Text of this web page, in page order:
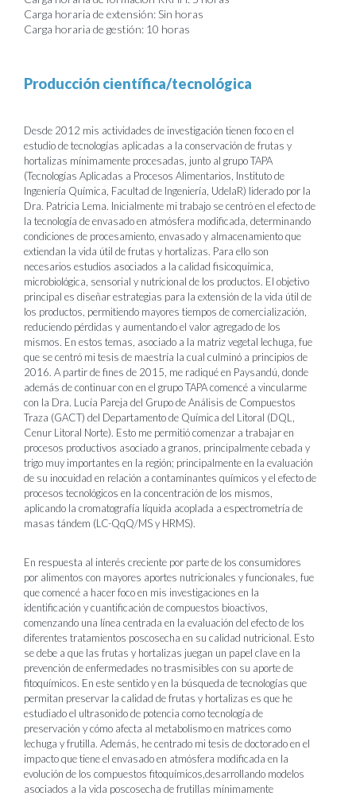
Carga horaria de extensión: Sin horas
Carga horaria de gestión: 10 horas
Producción científica/tecnológica
Desde 2012 mis actividades de investigación tienen foco en el
estudio de tecnologías aplicadas a la conservación de frutas y
hortalizas mínimamente procesadas, junto al grupo TAPA
(Tecnologías Aplicadas a Procesos Alimentarios, Instituto de
Ingeniería Química, Facultad de Ingeniería, UdelaR) liderado por la
Dra. Patricia Lema. Inicialmente mi trabajo se centró en el efecto de
la tecnología de envasado en atmósfera modificada, determinando
condiciones de procesamiento, envasado y almacenamiento que
extiendan la vida útil de frutas y hortalizas. Para ello son
necesarios estudios asociados a la calidad fisicoquímica,
microbiológica, sensorial y nutricional de los productos. El objetivo
principal es diseñar estrategias para la extensión de la vida útil de
los productos, permitiendo mayores tiempos de comercialización,
reduciendo pérdidas y aumentando el valor agregado de los
mismos. En estos temas, asociado a la matriz vegetal lechuga, fue
que se centró mi tesis de maestría la cual culminó a principios de
2016. A partir de fines de 2015, me radiqué en Paysandú, donde
además de continuar con en el grupo TAPA comencé a vincularme
con la Dra. Lucía Pareja del Grupo de Análisis de Compuestos
Traza (GACT) del Departamento de Química del Litoral (DQL,
Cenur Litoral Norte). Esto me permitió comenzar a trabajar en
procesos productivos asociado a granos, principalmente cebada y
trigo muy importantes en la región; principalmente en la evaluación
de su inocuidad en relación a contaminantes químicos y el efecto de
procesos tecnológicos en la concentración de los mismos,
aplicando la cromatografía líquida acoplada a espectrometría de
masas tándem (LC-QqQ/MS y HRMS).
En respuesta al interés creciente por parte de los consumidores
por alimentos con mayores aportes nutricionales y funcionales, fue
que comencé a hacer foco en mis investigaciones en la
identificación y cuantificación de compuestos bioactivos,
comenzando una línea centrada en la evaluación del efecto de los
diferentes tratamientos poscosecha en su calidad nutricional. Esto
se debe a que las frutas y hortalizas juegan un papel clave en la
prevención de enfermedades no trasmisibles con su aporte de
fitoquímicos. En este sentido y en la búsqueda de tecnologías que
permitan preservar la calidad de frutas y hortalizas es que he
estudiado el ultrasonido de potencia como tecnología de
preservación y cómo afecta al metabolismo en matrices como
lechuga y frutilla. Además, he centrado mi tesis de doctorado en el
impacto que tiene el envasado en atmósfera modificada en la
evolución de los compuestos fitoquímicos,desarrollando modelos
asociados a la vida poscosecha de frutillas mínimamente